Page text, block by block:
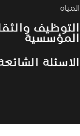
المياه
التوظيف
المؤسسية
الاسئلة